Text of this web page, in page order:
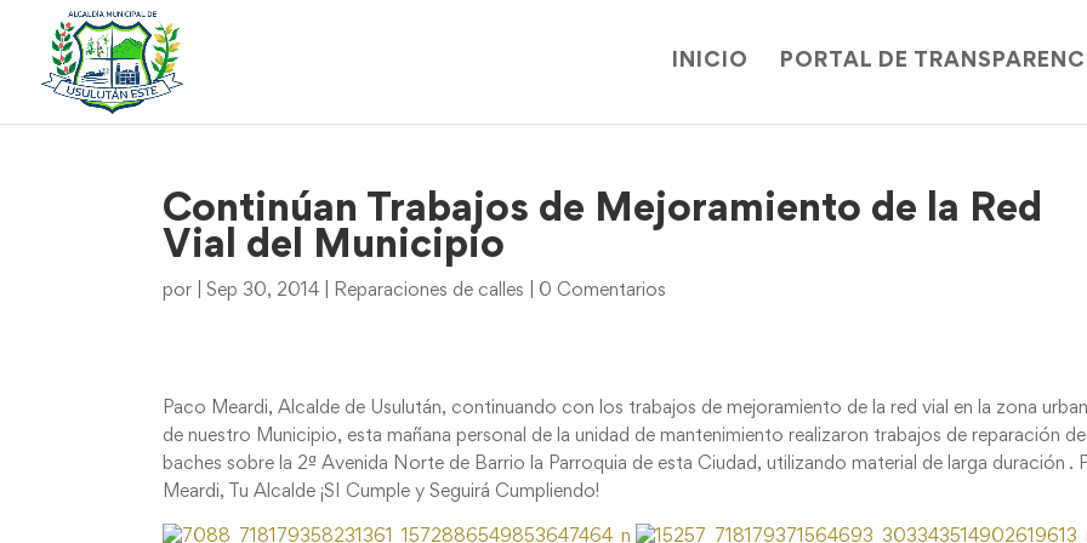
INICIO PORTAL DE
Continúan Trabajos de Mejoramiento de la Red
Vial del Municipio
por |Sep 30, 2014 Reparaciones de calles 0 Comentarios
Paco Meardi, Alcalde de Usulután, continuando con los trabajos de mejoramiento de la red vial en la zona
de nuestro Municipio, esta mañana personal de la unidad de mantenimiento realizaron trabajos de reparación de
baches sobre la 2ª Avenida Norte de Barrio la Parroquia de esta Ciudad, utilizando material de larga duración .
Meardi, Tu Alcalde ¡SI Cumple y Seguirá Cumpliendo!